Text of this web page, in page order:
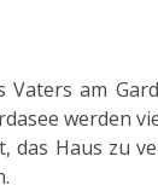
am
werden
das Haus zu